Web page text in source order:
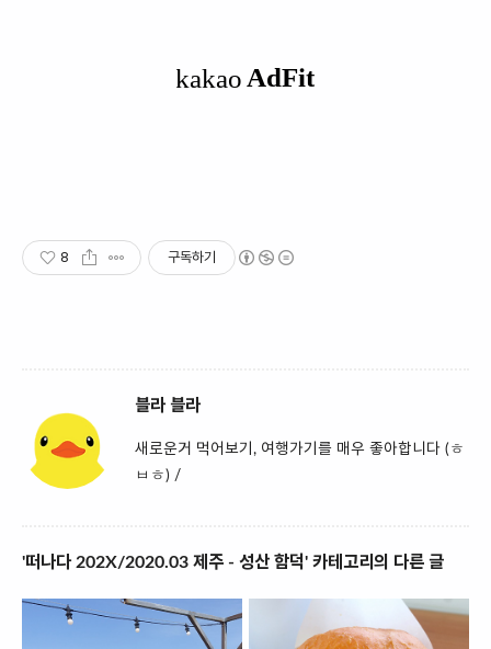
8 구독하기
블라 블라
새로운거 먹어보기, 여행가기를 매우 좋아합니다 (ㅎ
ㅂㅎ) /
'떠나다 202X/2020.03 제주 - 성산 함덕' 카테고리의 다른 글